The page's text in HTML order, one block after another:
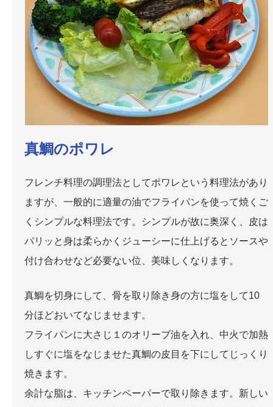
真鯛のポワレ
フレンチ料理の調理法としてポワレという料理法があり
ますが、一般的に適量の油でフライパンを使って焼くご
くシンプルな料理法です。シンプルが故に奥深く、皮は
パリッと身は柔らかくジューシーに仕上げるとソースや
付け合わせなど必要ない位、美味しくなります。
真鯛を切身にして、骨を取り除き身の方に塩をして10
分ほどおいてなじませます。
フライパンに大さじ１のオリーブ油を入れ、中火で加熱
しすぐに塩をなじませた真鯛の皮目を下にしてじっくり
焼きます。
余計な脂は、キッチンペーパーで取り除きます。新しい